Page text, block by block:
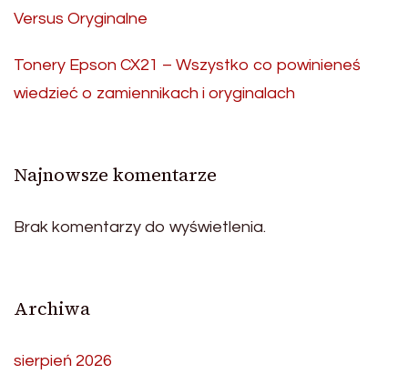
Versus Oryginalne
Tonery Epson CX21 – Wszystko co powinieneś
wiedzieć o zamiennikach i oryginalach
Najnowsze komentarze
Brak komentarzy do wyświetlenia.
Archiwa
sierpień 2026